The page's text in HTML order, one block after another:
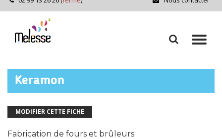
la
Aller
la
Keramon
MODIFIER CETTE FICHE
Fabrication de fours et brûleurs